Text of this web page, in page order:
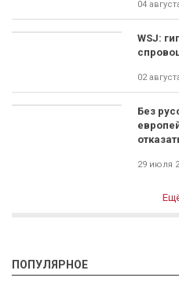
04
WSJ:
02
Без
29 июля
ПОПУЛЯРНОЕ